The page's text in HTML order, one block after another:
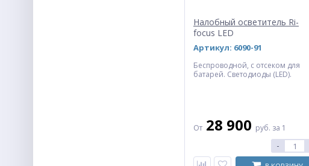
Налобный осветитель Ri-
focus LED
Артикул: 6090-91
Беспроводной, с отсеком для
батарей. Светодиоды (LED).
От 28 900 руб. за 1
-